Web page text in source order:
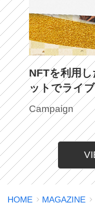
NFTを利用
ットでライ
再現！革新
を楽しもう
Campaign
HOME MAGAZINE